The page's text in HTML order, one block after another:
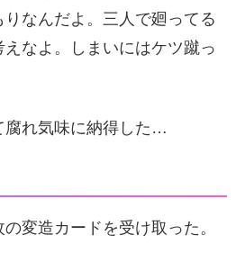
なんだよ。三人で廻ってる
なよ。しまいにはケツ蹴っ
腐れ気味に納得した…
変造カードを受け取った。